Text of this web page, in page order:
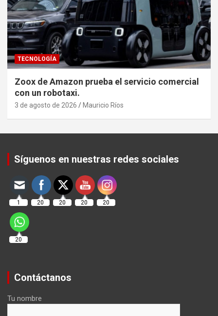
TECNOLOGÍA
Zoox de Amazon prueba el servicio comercial
con un robotaxi.
3 de agosto de 2026 Mauricio Ríos
Síguenos en nuestras redes sociales
1 20 20 20 20
20
Contáctanos
Tu nombre